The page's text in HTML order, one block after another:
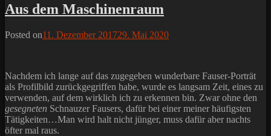
Aus dem Maschinenraum
Posted on11. Dezember 201729. Mai 2020
Nachdem ich lange auf das zugegeben wunderbare Fauser-Porträt
als Profilbild zurückgegriffen habe, wurde es langsam Zeit, eines zu
verwenden, auf dem wirklich ich zu erkennen bin. Zwar ohne den
gesegneten Schnauzer Fausers, dafür bei einer meiner häufigsten
Tätigkeiten…Man wird halt nicht jünger, muss dafür aber nachts
öfter mal raus.